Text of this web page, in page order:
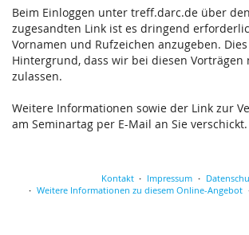
Beim Einloggen unter treff.darc.de über
zugesandten Link ist es dringend
Vornamen und Rufzeichen anzugeben.
Hintergrund, dass wir bei diesen
zulassen.
Weitere Informationen sowie der Link zur
am Seminartag per E-Mail an Sie verschickt.
Kontakt Impressum
Weitere Informationen zu diesem Online-Angebot